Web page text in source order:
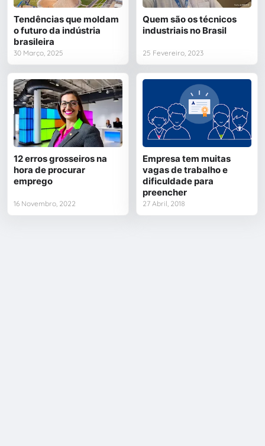
Tendências que moldam
o futuro da indústria
brasileira
30 Março, 2025
Quem são os técnicos
industriais no Brasil
25 Fevereiro, 2023
12 erros grosseiros na
hora de procurar
emprego
16 Novembro, 2022
Empresa tem muitas
vagas de trabalho e
dificuldade para
preencher
27 Abril, 2018